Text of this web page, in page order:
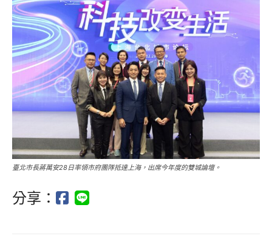
臺北市長蔣萬安28日率領市府團隊抵達上海，出席今年度的雙城論壇。
分享：